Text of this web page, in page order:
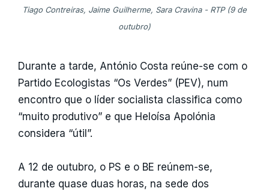
Tiago Contreiras, Jaime Guilherme, Sara Cravina - RTP (9 de
outubro)
Durante a tarde, António Costa reúne-se com o
Partido Ecologistas “Os Verdes” (PEV), num
encontro que o líder socialista classifica como
“muito produtivo” e que Heloísa Apolónia
considera “útil”.
A 12 de outubro, o PS e o BE reúnem-se,
durante quase duas horas, na sede dos